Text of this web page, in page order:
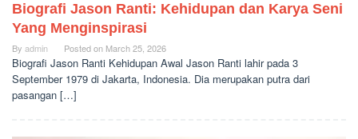
Biografi Jason Ranti: Kehidupan dan Karya Seni
Yang Menginspirasi
By admin Posted on March 25, 2026
Biografi Jason Ranti Kehidupan Awal Jason Ranti lahir pada 3
September 1979 di Jakarta, Indonesia. Dia merupakan putra dari
pasangan […]